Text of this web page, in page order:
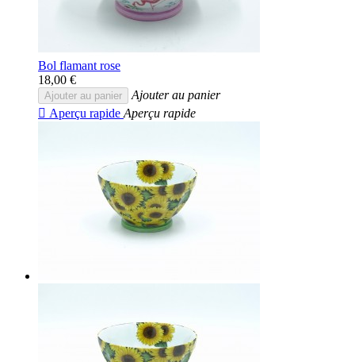
Bol flamant rose
18,00 €
Ajouter au panier
Ajouter au panier
 Aperçu rapide Aperçu rapide